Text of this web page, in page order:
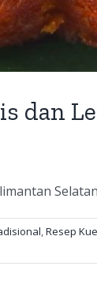
dan
,Resep Kue